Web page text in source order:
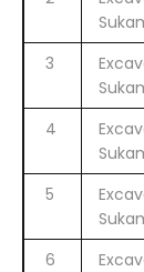
3
4
5
6